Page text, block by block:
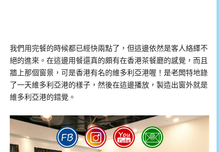
我們用完餐的時候都已經快兩點了，但這邊依然是客人絡繹不
絕的進來。在這邊用餐還真的頗有在香港茶餐廳的感覺，而且
牆上那個窗景，可是香港有名的維多利亞港喔！是老闆特地錄
了一天維多利亞港的樣子，然後在這邊播放，製造出窗外就是
維多利亞港的錯覺。